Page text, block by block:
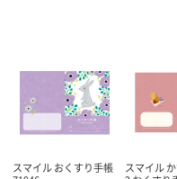
スマイル おくすり手帳
スマイル